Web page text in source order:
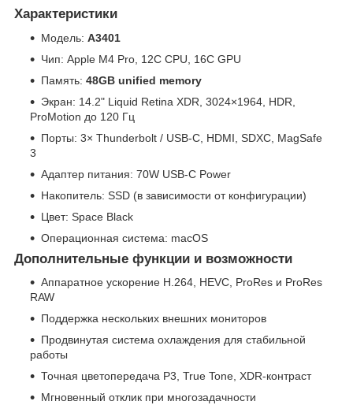
Характеристики
Модель: A3401
Чип: Apple M4 Pro, 12C CPU, 16C GPU
Память: 48GB unified memory
Экран: 14.2" Liquid Retina XDR, 3024×1964, HDR,
ProMotion до 120 Гц
Порты: 3× Thunderbolt / USB-C, HDMI, SDXC, MagSafe
3
Адаптер питания: 70W USB-C Power
Накопитель: SSD (в зависимости от конфигурации)
Цвет: Space Black
Операционная система: macOS
Дополнительные функции и возможности
Аппаратное ускорение H.264, HEVC, ProRes и ProRes
RAW
Поддержка нескольких внешних мониторов
Продвинутая система охлаждения для стабильной
работы
Точная цветопередача P3, True Tone, XDR-контраст
Мгновенный отклик при многозадачности